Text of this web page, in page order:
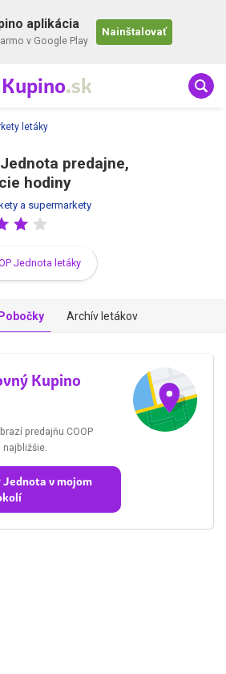
aplikácia
v Google Play
Nainštalovať
Kupino.sk
letáky
Jednota predajne,
hodiny
a supermarkety
Jednota letáky
Pobočky Archív letákov
Kupino
predajňu COOP